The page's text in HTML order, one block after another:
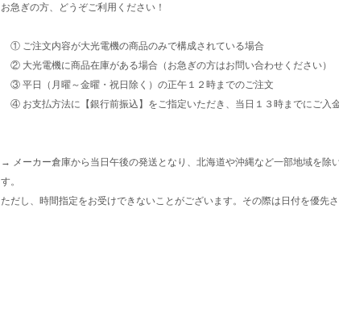
お急ぎの方、どうぞご利用ください！
① ご注文内容が大光電機の商品のみで構成されている場合
② 大光電機に商品在庫がある場合（お急ぎの方はお問い合わせください）
③ 平日（月曜～金曜・祝日除く）の正午１２時までのご注文
④ お支払方法に【銀行前振込】をご指定いただき、当日１３時までにご入
→ メーカー倉庫から当日午後の発送となり、北海道や沖縄など一部地域を除
す。
ただし、時間指定をお受けできないことがございます。その際は日付を優先さ